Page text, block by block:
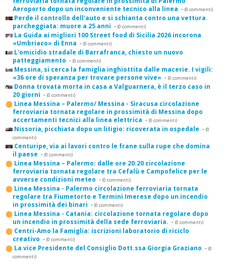
Aeroporto dopo un inconveniente tecnico alla linea - (0 commenti)
Perde il controllo dell'auto e si schianta contro una vettura
parcheggiata: muore a 25 anni - (0 commenti)
La Guida ai migliori 100 Street food di Sicilia 2026 incorona
«Umbriaco» di Enna - (0 commenti)
L'omicidio stradale di Barrafranca, chiesto un nuovo
patteggiamento - (0 commenti)
Messina, si cerca la famiglia inghiottita dalle macerie. I vigili:
«36 ore di speranza per trovare persone vive» - (0 commenti)
Donna trovata morta in casa a Valguarnera, è il terzo caso in
20 giorni - (0 commenti)
Linea Messina – Palermo/ Messina - Siracusa circolazione
ferroviaria tornata regolare in prossimità di Messina dopo
accertamenti tecnici alla linea elettrica - (0 commenti)
Nissoria, picchiata dopo un litigio: ricoverata in ospedale - (0
commenti)
Centuripe, via ai lavori contro le frane sulla rupe che domina
il paese - (0 commenti)
Linea Messina – Palermo: dalle ore 20:20 circolazione
ferroviaria tornata regolare tra Cefalù e Campofelice per le
avverse condizioni meteo - (0 commenti)
Linea Messina - Palermo circolazione ferroviaria tornata
regolare tra Fiumetorto e Termini Imerese dopo un incendio
in prossimità dei binari - (0 commenti)
Linea Messina - Catania: circolazione tornata regolare dopo
un incendio in prossimità della sede ferroviaria. - (0 commenti)
Centri-Amo la Famiglia: iscrizioni laboratorio di riciclo
creativo - (0 commenti)
La vice Presidente del Consiglio Dott.ssa Giorgia Graziano - (0
commenti)